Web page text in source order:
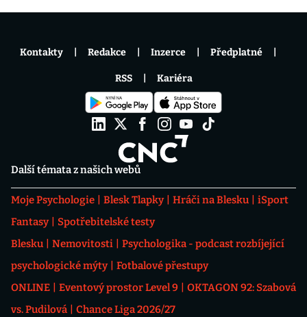
Další témata z našich webů
Moje Psychologie Blesk Tlapky Hráči na Blesku
iSport
Fantasy
Spotřebitelské testy
Blesku
Nemovitosti
Psychologika - podcast rozbíjející
psychologické mýty
Fotbalové přestupy
ONLINE
Eventový prostor Level 9
OKTAGON 92: Szabová
vs. Pudilová
Chance Liga 2026/27
Kontakty Redakce Inzerce Předplatné
RSS Kariéra